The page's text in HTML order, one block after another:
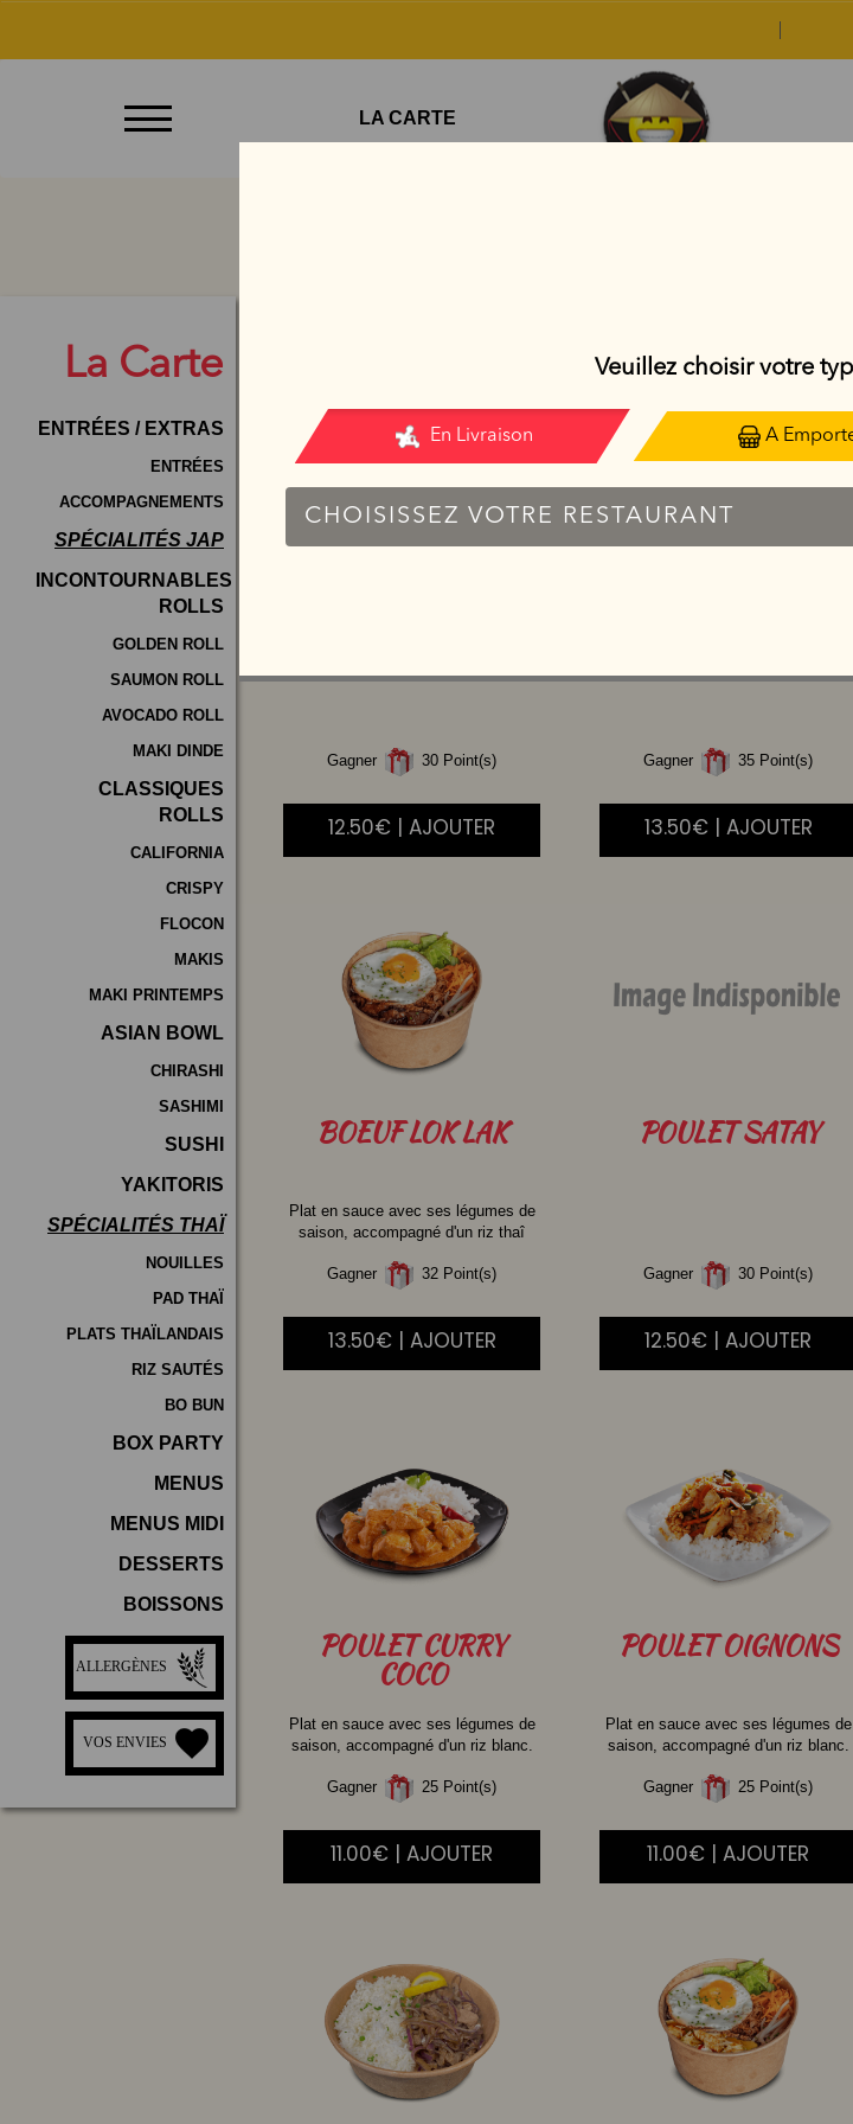
Emporter
Contact
Mentions
Légales
Programme
De
Fidélité
Vos
Avis
de
LA CARTE
La Carte
ENTRÉES / EXTRAS
ENTRÉES
ACCOMPAGNEMENTS
SPÉCIALITÉS JAP
INCONTOURNABLES
ROLLS
GOLDEN ROLL
SAUMON ROLL
AVOCADO ROLL
MAKI DINDE
CLASSIQUES
ROLLS
CALIFORNIA
CRISPY
FLOCON
MAKIS
MAKI PRINTEMPS
ASIAN BOWL
CHIRASHI
SASHIMI
SUSHI
YAKITORIS
SPÉCIALITÉS THAÏ
NOUILLES
PAD THAÏ
PLATS THAÏLANDAIS
RIZ SAUTÉS
BO BUN
BOX PARTY
MENUS
MENUS MIDI
DESSERTS
BOISSONS
ALLERGÈNES
VOS ENVIES
Gagner 30 Point(s)
12.50€ | AJOUTER
Gagner 35 Point(s)
13.50€ | AJOUTER
BOEUFLOK LAK
Plat en sauce avec ses légumes de
saison, accompagné d'un riz thaî
Gagner 32 Point(s)
13.50€ | AJOUTER
POULETSATAY
Gagner 30 Point(s)
12.50€ | AJOUTER
POULETCURRY
COCO
Plat en sauce avec ses légumes de
saison, accompagné d'un riz blanc.
Gagner 25 Point(s)
11.00€ | AJOUTER
POULETOIGNONS
Plat en sauce avec ses légumes de
saison, accompagné d'un riz blanc.
Gagner 25 Point(s)
11.00€ | AJOUTER